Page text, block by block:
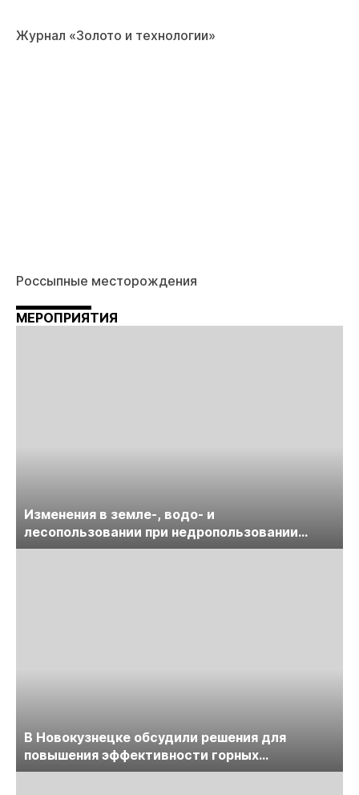
Журнал «Золото и технологии»
Россыпные месторождения
МЕРОПРИЯТИЯ
Изменения в земле-, водо- и
лесопользовании при недропользовании
обсудят на семинаре «ПравоТЭК»
В Новокузнецке обсудили решения для
повышения эффективности горных
предприятий